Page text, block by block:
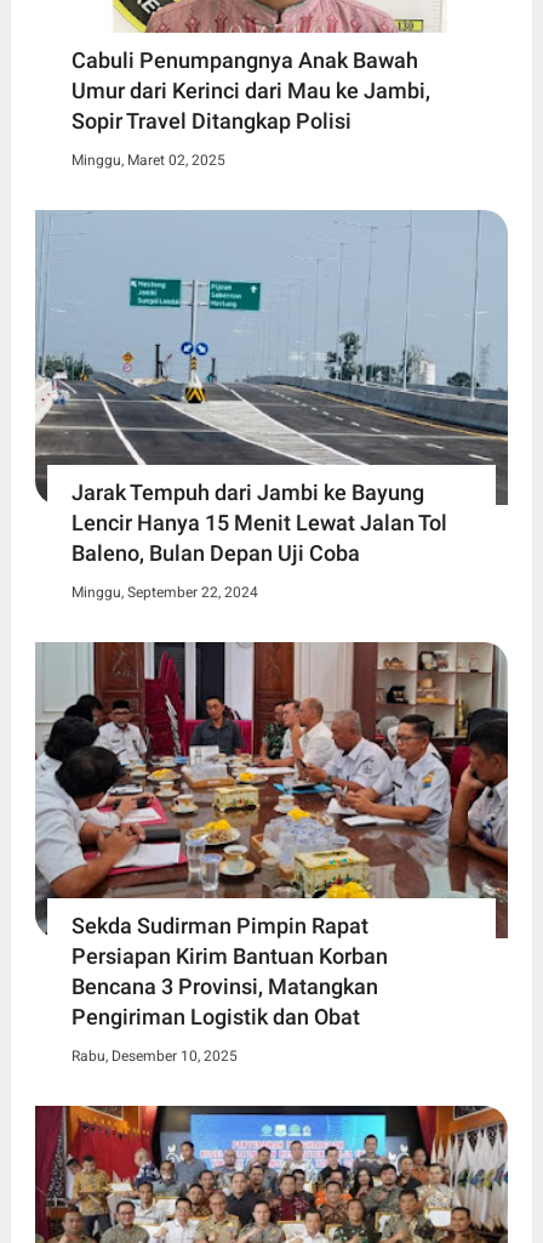
Cabuli Penumpangnya Anak Bawah
Umur dari Kerinci dari Mau ke Jambi,
Sopir Travel Ditangkap Polisi
Minggu, Maret 02, 2025
Jarak Tempuh dari Jambi ke Bayung
Lencir Hanya 15 Menit Lewat Jalan Tol
Baleno, Bulan Depan Uji Coba
Minggu, September 22, 2024
Sekda Sudirman Pimpin Rapat
Persiapan Kirim Bantuan Korban
Bencana 3 Provinsi, Matangkan
Pengiriman Logistik dan Obat
Rabu, Desember 10, 2025